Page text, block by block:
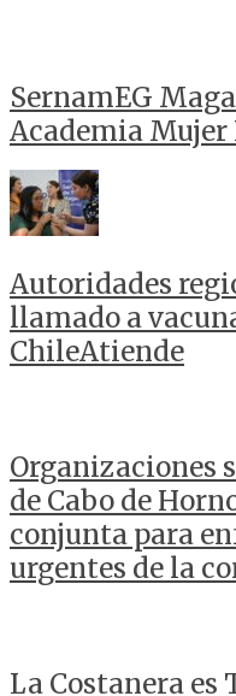
SernamEG
Academia Mujer
Autoridades
llamado a
ChileAtiende
Organizaciones
de Cabo de
conjunta para
urgentes de la
La Costanera es